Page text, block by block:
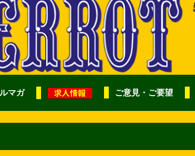
マガ ご意見・ご要望